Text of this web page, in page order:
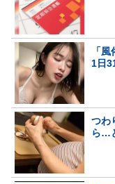
「
1日
つわ
ら…